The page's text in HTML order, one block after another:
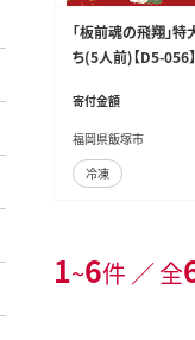
「板前魂の飛翔」
ち(5人前)【D5-056】
寄付金額
福岡県飯塚市
冷凍
1~6件 ／ 全